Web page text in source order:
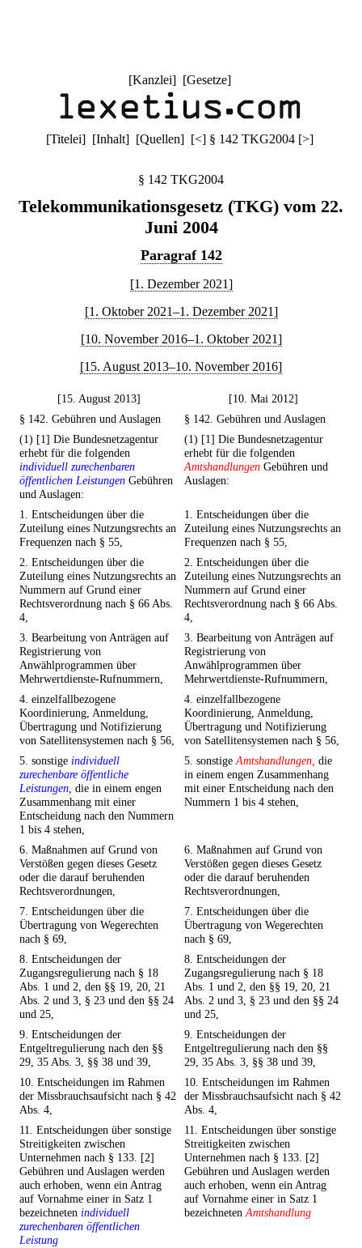
[Kanzlei] [Gesetze]
[Titelei] [Inhalt] [Quellen] [<] § 142 TKG2004 [>]
§ 142 TKG2004
Telekommunikationsgesetz (TKG) vom 22.
Juni 2004
Paragraf 142
[1. Dezember 2021]
[1. Oktober 2021–1. Dezember 2021]
[10. November 2016–1. Oktober 2021]
[15. August 2013–10. November 2016]
[15. August 2013]
[10. Mai 2012]
§ 142. Gebühren und Auslagen
§ 142. Gebühren und Auslagen
(1) [1] Die Bundesnetzagentur
erhebt für die folgenden
individuell zurechenbaren
öffentlichen Leistungen Gebühren
und Auslagen:
(1) [1] Die Bundesnetzagentur
erhebt für die folgenden
Amtshandlungen Gebühren und
Auslagen:
1. Entscheidungen über die
Zuteilung eines Nutzungsrechts an
Frequenzen nach § 55,
1. Entscheidungen über die
Zuteilung eines Nutzungsrechts an
Frequenzen nach § 55,
2. Entscheidungen über die
Zuteilung eines Nutzungsrechts an
Nummern auf Grund einer
Rechtsverordnung nach § 66 Abs.
4,
2. Entscheidungen über die
Zuteilung eines Nutzungsrechts an
Nummern auf Grund einer
Rechtsverordnung nach § 66 Abs.
4,
3. Bearbeitung von Anträgen auf
Registrierung von
Anwählprogrammen über
Mehrwertdienste-Rufnummern,
3. Bearbeitung von Anträgen auf
Registrierung von
Anwählprogrammen über
Mehrwertdienste-Rufnummern,
4. einzelfallbezogene
Koordinierung, Anmeldung,
Übertragung und Notifizierung
von Satellitensystemen nach § 56,
4. einzelfallbezogene
Koordinierung, Anmeldung,
Übertragung und Notifizierung
von Satellitensystemen nach § 56,
5. sonstige individuell
zurechenbare öffentliche
Leistungen, die in einem engen
Zusammenhang mit einer
Entscheidung nach den Nummern
1 bis 4 stehen,
5. sonstigeAmtshandlungen, die
in einem engen Zusammenhang
mit einer Entscheidung nach den
Nummern 1 bis 4 stehen,
6. Maßnahmen auf Grund von
Verstößen gegen dieses Gesetz
oder die darauf beruhenden
Rechtsverordnungen,
6. Maßnahmen auf Grund von
Verstößen gegen dieses Gesetz
oder die darauf beruhenden
Rechtsverordnungen,
7. Entscheidungen über die
Übertragung von Wegerechten
nach § 69,
7. Entscheidungen über die
Übertragung von Wegerechten
nach § 69,
8. Entscheidungen der
Zugangsregulierung nach § 18
Abs. 1 und 2, den §§ 19, 20, 21
Abs. 2 und 3, § 23 und den §§ 24
und 25,
8. Entscheidungen der
Zugangsregulierung nach § 18
Abs. 1 und 2, den §§ 19, 20, 21
Abs. 2 und 3, § 23 und den §§ 24
und 25,
9. Entscheidungen der
Entgeltregulierung nach den §§
29, 35 Abs. 3, §§ 38 und 39,
9. Entscheidungen der
Entgeltregulierung nach den §§
29, 35 Abs. 3, §§ 38 und 39,
10. Entscheidungen im Rahmen
der Missbrauchsaufsicht nach § 42
Abs. 4,
10. Entscheidungen im Rahmen
der Missbrauchsaufsicht nach § 42
Abs. 4,
11. Entscheidungen über sonstige
Streitigkeiten zwischen
Unternehmen nach § 133. [2]
Gebühren und Auslagen werden
auch erhoben, wenn ein Antrag
auf Vornahme einer in Satz 1
bezeichneten individuell
zurechenbaren öffentlichen
Leistung
11. Entscheidungen über sonstige
Streitigkeiten zwischen
Unternehmen nach § 133. [2]
Gebühren und Auslagen werden
auch erhoben, wenn ein Antrag
auf Vornahme einer in Satz 1
bezeichnetenAmtshandlung